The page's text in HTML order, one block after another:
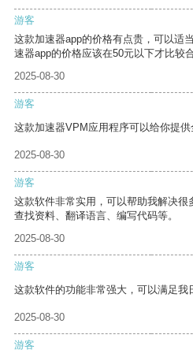
游客
这款加速器app的价格有点贵，可以适
速器app的价格应该在50元以下才比较合
2025-08-30
游客
这款加速器VPM应用程序可以给你提供
2025-08-30
游客
这款软件非常实用，可以帮助我解决
查找资料、翻译语言、编写代码等。
2025-08-30
游客
这款软件的功能非常强大，可以满足我
2025-08-30
游客